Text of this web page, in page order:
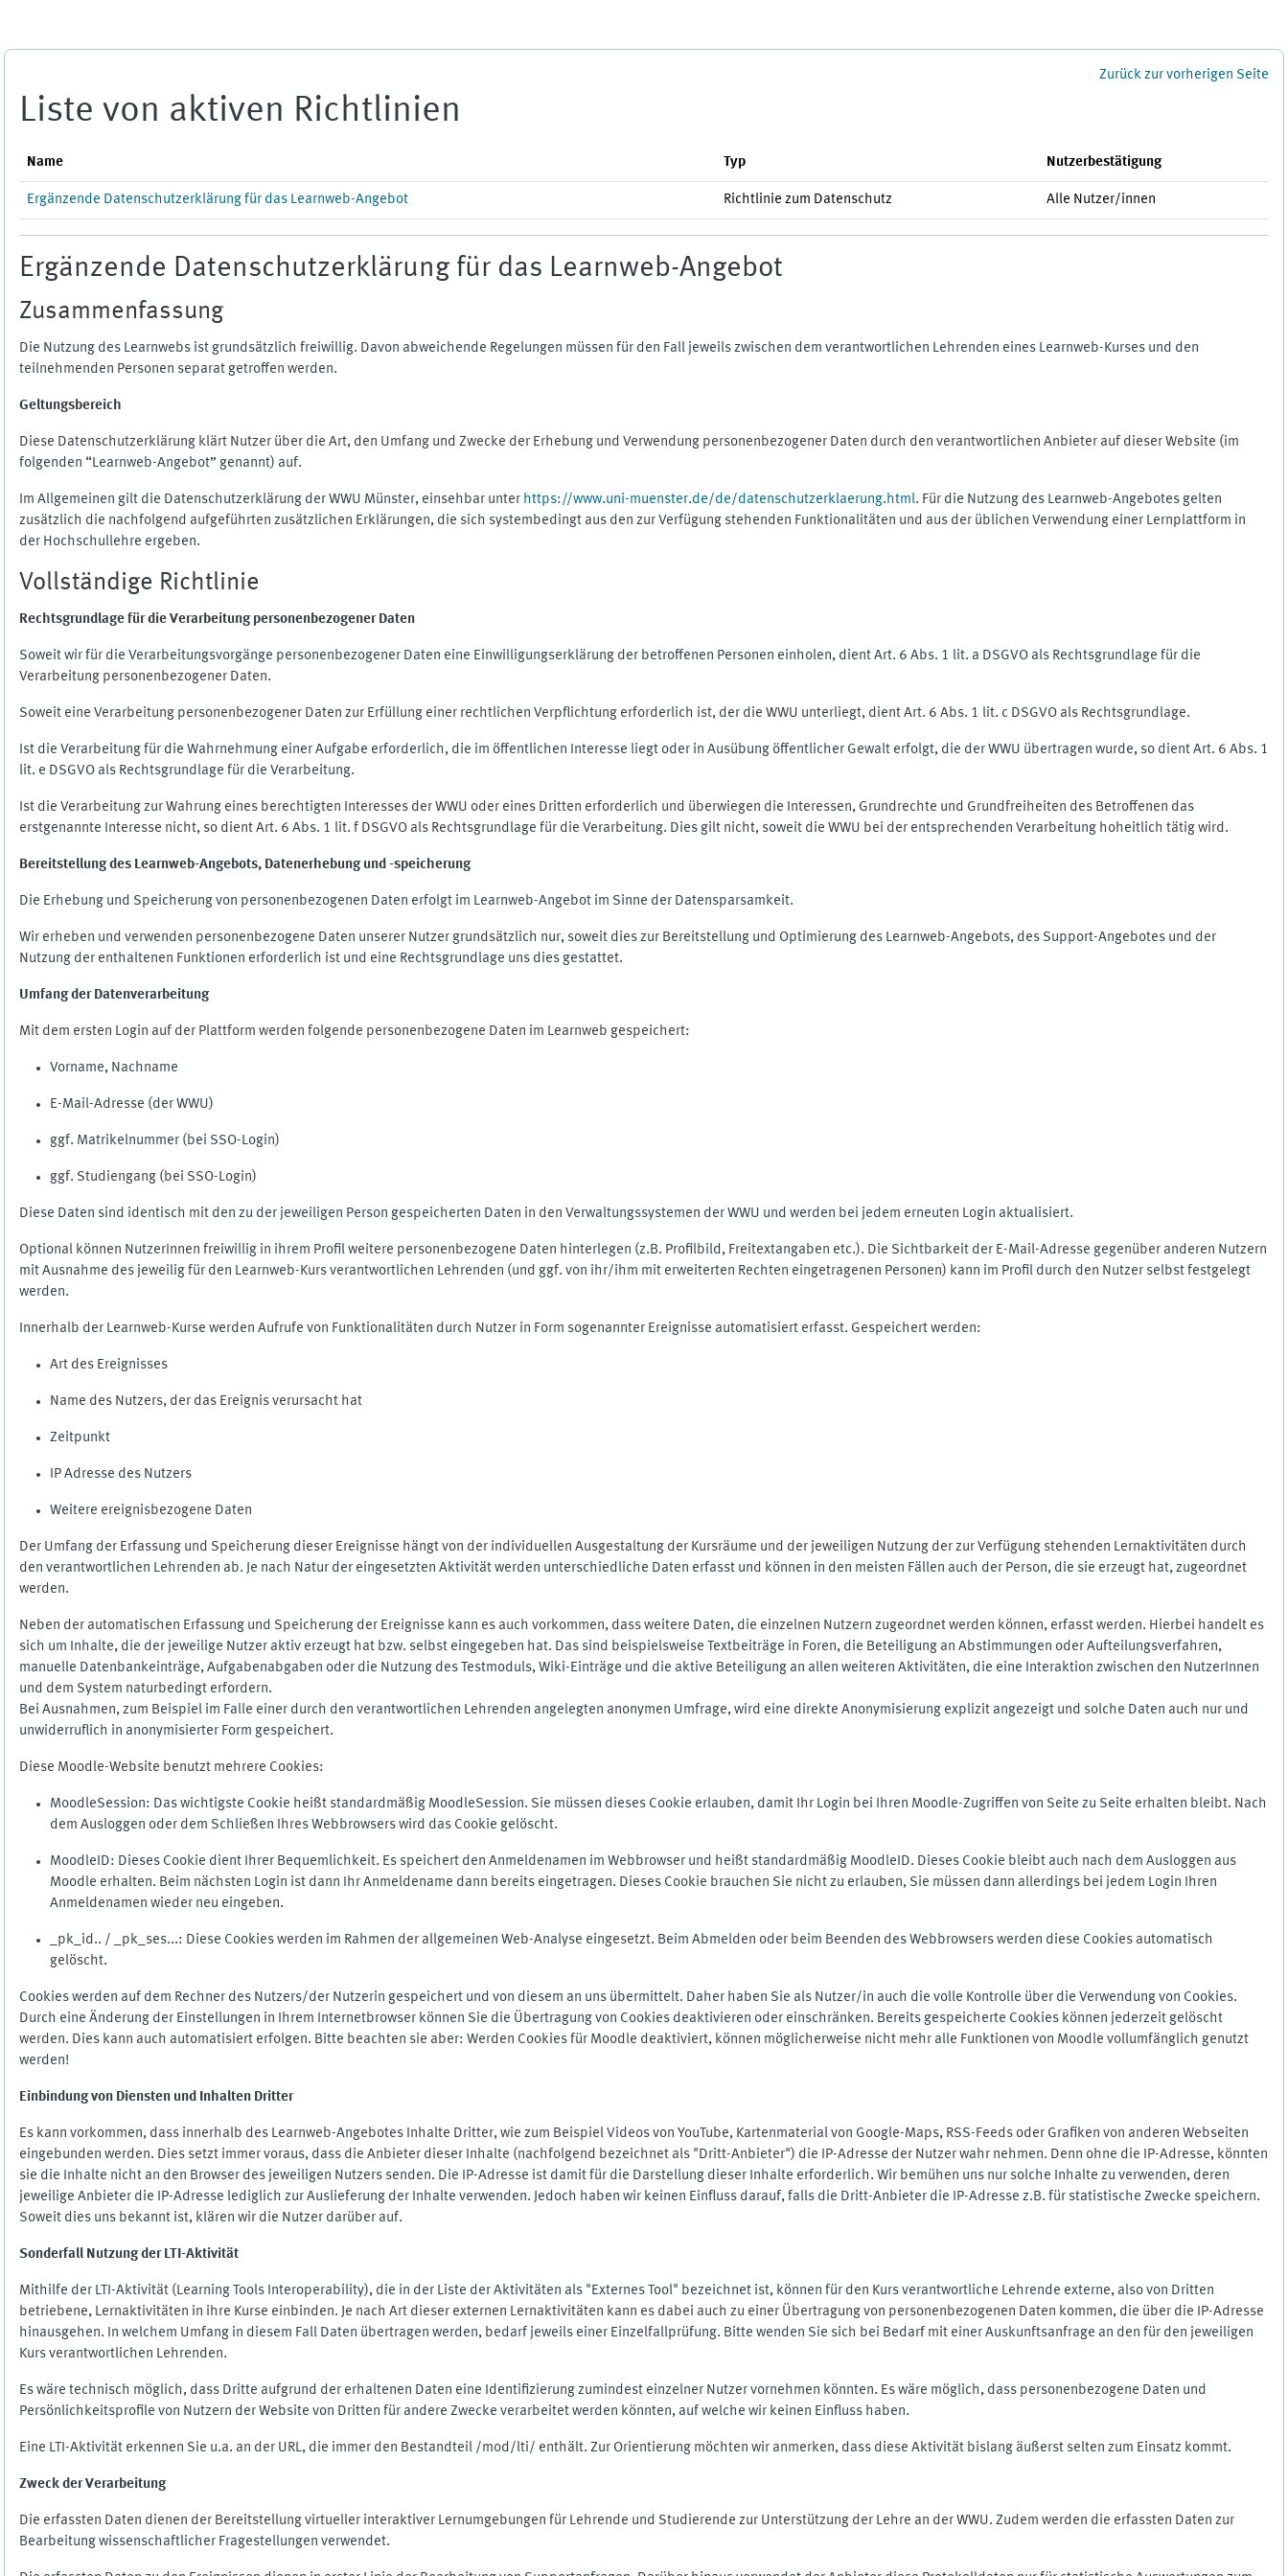
Zurück zur vorherigen Seite
Liste von aktiven Richtlinien
Name Typ Nutzerbestätigung
Ergänzende Datenschutzerklärung für das Learnweb-Angebot Richtlinie zum Datenschutz Alle Nutzer/innen
Ergänzende Datenschutzerklärung für das Learnweb-Angebot
Zusammenfassung
Die Nutzung des Learnwebs ist grundsätzlich freiwillig. Davon abweichende Regelungen müssen für den Fall jeweils zwischen dem verantwortlichen Lehrenden eines Learnweb-Kurses und den
teilnehmenden Personen separat getroffen werden.
Geltungsbereich
Diese Datenschutzerklärung klärt Nutzer über die Art, den Umfang und Zwecke der Erhebung und Verwendung personenbezogener Daten durch den verantwortlichen Anbieter auf dieser Website (im
folgenden “Learnweb-Angebot” genannt) auf.
Im Allgemeinen gilt die Datenschutzerklärung der WWU Münster, einsehbar unter https://www.uni-muenster.de/de/datenschutzerklaerung.html. Für die Nutzung des Learnweb-Angebotes gelten
zusätzlich die nachfolgend aufgeführten zusätzlichen Erklärungen, die sich systembedingt aus den zur Verfügung stehenden Funktionalitäten und aus der üblichen Verwendung einer Lernplattform in
der Hochschullehre ergeben.
Vollständige Richtlinie
Rechtsgrundlage für die Verarbeitung personenbezogener Daten
Soweit wir für die Verarbeitungsvorgänge personenbezogener Daten eine Einwilligungserklärung der betroffenen Personen einholen, dient Art. 6 Abs. 1 lit. a DSGVO als Rechtsgrundlage für die
Verarbeitung personenbezogener Daten.
Soweit eine Verarbeitung personenbezogener Daten zur Erfüllung einer rechtlichen Verpflichtung erforderlich ist, der die WWU unterliegt, dient Art. 6 Abs. 1 lit. c DSGVO als Rechtsgrundlage.
Ist die Verarbeitung für die Wahrnehmung einer Aufgabe erforderlich, die im öffentlichen Interesse liegt oder in Ausübung öffentlicher Gewalt erfolgt, die der WWU übertragen wurde, so dient Art. 6 Abs. 1
lit. e DSGVO als Rechtsgrundlage für die Verarbeitung.
Ist die Verarbeitung zur Wahrung eines berechtigten Interesses der WWU oder eines Dritten erforderlich und überwiegen die Interessen, Grundrechte und Grundfreiheiten des Betroffenen das
erstgenannte Interesse nicht, so dient Art. 6 Abs. 1 lit. f DSGVO als Rechtsgrundlage für die Verarbeitung. Dies gilt nicht, soweit die WWU bei der entsprechenden Verarbeitung hoheitlich tätig wird.
Bereitstellung des Learnweb-Angebots, Datenerhebung und -speicherung
Die Erhebung und Speicherung von personenbezogenen Daten erfolgt im Learnweb-Angebot im Sinne der Datensparsamkeit.
Wir erheben und verwenden personenbezogene Daten unserer Nutzer grundsätzlich nur, soweit dies zur Bereitstellung und Optimierung des Learnweb-Angebots, des Support-Angebotes und der
Nutzung der enthaltenen Funktionen erforderlich ist und eine Rechtsgrundlage uns dies gestattet.
Umfang der Datenverarbeitung
Mit dem ersten Login auf der Plattform werden folgende personenbezogene Daten im Learnweb gespeichert:
Vorname, Nachname
E-Mail-Adresse (der WWU)
ggf. Matrikelnummer (bei SSO-Login)
ggf. Studiengang (bei SSO-Login)
Diese Daten sind identisch mit den zu der jeweiligen Person gespeicherten Daten in den Verwaltungssystemen der WWU und werden bei jedem erneuten Login aktualisiert.
Optional können NutzerInnen freiwillig in ihrem Profil weitere personenbezogene Daten hinterlegen (z.B. Profilbild, Freitextangaben etc.). Die Sichtbarkeit der E-Mail-Adresse gegenüber anderen Nutzern
mit Ausnahme des jeweilig für den Learnweb-Kurs verantwortlichen Lehrenden (und ggf. von ihr/ihm mit erweiterten Rechten eingetragenen Personen) kann im Profil durch den Nutzer selbst festgelegt
werden.
Innerhalb der Learnweb-Kurse werden Aufrufe von Funktionalitäten durch Nutzer in Form sogenannter Ereignisse automatisiert erfasst. Gespeichert werden:
Art des Ereignisses
Name des Nutzers, der das Ereignis verursacht hat
Zeitpunkt
IP Adresse des Nutzers
Weitere ereignisbezogene Daten
Der Umfang der Erfassung und Speicherung dieser Ereignisse hängt von der individuellen Ausgestaltung der Kursräume und der jeweiligen Nutzung der zur Verfügung stehenden Lernaktivitäten durch
den verantwortlichen Lehrenden ab. Je nach Natur der eingesetzten Aktivität werden unterschiedliche Daten erfasst und können in den meisten Fällen auch der Person, die sie erzeugt hat, zugeordnet
werden.
Neben der automatischen Erfassung und Speicherung der Ereignisse kann es auch vorkommen, dass weitere Daten, die einzelnen Nutzern zugeordnet werden können, erfasst werden. Hierbei handelt es
sich um Inhalte, die der jeweilige Nutzer aktiv erzeugt hat bzw. selbst eingegeben hat. Das sind beispielsweise Textbeiträge in Foren, die Beteiligung an Abstimmungen oder Aufteilungsverfahren,
manuelle Datenbankeinträge, Aufgabenabgaben oder die Nutzung des Testmoduls, Wiki-Einträge und die aktive Beteiligung an allen weiteren Aktivitäten, die eine Interaktion zwischen den NutzerInnen
und dem System naturbedingt erfordern.
Bei Ausnahmen, zum Beispiel im Falle einer durch den verantwortlichen Lehrenden angelegten anonymen Umfrage, wird eine direkte Anonymisierung explizit angezeigt und solche Daten auch nur und
unwiderruflich in anonymisierter Form gespeichert.
Diese Moodle-Website benutzt mehrere Cookies:
MoodleSession: Das wichtigste Cookie heißt standardmäßig MoodleSession. Sie müssen dieses Cookie erlauben, damit Ihr Login bei Ihren Moodle-Zugriffen von Seite zu Seite erhalten bleibt. Nach
dem Ausloggen oder dem Schließen Ihres Webbrowsers wird das Cookie gelöscht.
MoodleID: Dieses Cookie dient Ihrer Bequemlichkeit. Es speichert den Anmeldenamen im Webbrowser und heißt standardmäßig MoodleID. Dieses Cookie bleibt auch nach dem Ausloggen aus
Moodle erhalten. Beim nächsten Login ist dann Ihr Anmeldename dann bereits eingetragen. Dieses Cookie brauchen Sie nicht zu erlauben, Sie müssen dann allerdings bei jedem Login Ihren
Anmeldenamen wieder neu eingeben.
_pk_id.. / _pk_ses...: Diese Cookies werden im Rahmen der allgemeinen Web-Analyse eingesetzt. Beim Abmelden oder beim Beenden des Webbrowsers werden diese Cookies automatisch
gelöscht.
Cookies werden auf dem Rechner des Nutzers/der Nutzerin gespeichert und von diesem an uns übermittelt. Daher haben Sie als Nutzer/in auch die volle Kontrolle über die Verwendung von Cookies.
Durch eine Änderung der Einstellungen in Ihrem Internetbrowser können Sie die Übertragung von Cookies deaktivieren oder einschränken. Bereits gespeicherte Cookies können jederzeit gelöscht
werden. Dies kann auch automatisiert erfolgen. Bitte beachten sie aber: Werden Cookies für Moodle deaktiviert, können möglicherweise nicht mehr alle Funktionen von Moodle vollumfänglich genutzt
werden!
Einbindung von Diensten und Inhalten Dritter
Es kann vorkommen, dass innerhalb des Learnweb-Angebotes Inhalte Dritter, wie zum Beispiel Videos von YouTube, Kartenmaterial von Google-Maps, RSS-Feeds oder Grafiken von anderen Webseiten
eingebunden werden. Dies setzt immer voraus, dass die Anbieter dieser Inhalte (nachfolgend bezeichnet als "Dritt-Anbieter") die IP-Adresse der Nutzer wahr nehmen. Denn ohne die IP-Adresse, könnten
sie die Inhalte nicht an den Browser des jeweiligen Nutzers senden. Die IP-Adresse ist damit für die Darstellung dieser Inhalte erforderlich. Wir bemühen uns nur solche Inhalte zu verwenden, deren
jeweilige Anbieter die IP-Adresse lediglich zur Auslieferung der Inhalte verwenden. Jedoch haben wir keinen Einfluss darauf, falls die Dritt-Anbieter die IP-Adresse z.B. für statistische Zwecke speichern.
Soweit dies uns bekannt ist, klären wir die Nutzer darüber auf.
Sonderfall Nutzung der LTI-Aktivität
Mithilfe der LTI-Aktivität (Learning Tools Interoperability), die in der Liste der Aktivitäten als "Externes Tool" bezeichnet ist, können für den Kurs verantwortliche Lehrende externe, also von Dritten
betriebene, Lernaktivitäten in ihre Kurse einbinden. Je nach Art dieser externen Lernaktivitäten kann es dabei auch zu einer Übertragung von personenbezogenen Daten kommen, die über die IP-Adresse
hinausgehen. In welchem Umfang in diesem Fall Daten übertragen werden, bedarf jeweils einer Einzelfallprüfung. Bitte wenden Sie sich bei Bedarf mit einer Auskunftsanfrage an den für den jeweiligen
Kurs verantwortlichen Lehrenden.
Es wäre technisch möglich, dass Dritte aufgrund der erhaltenen Daten eine Identifizierung zumindest einzelner Nutzer vornehmen könnten. Es wäre möglich, dass personenbezogene Daten und
Persönlichkeitsprofile von Nutzern der Website von Dritten für andere Zwecke verarbeitet werden könnten, auf welche wir keinen Einfluss haben.
Eine LTI-Aktivität erkennen Sie u.a. an der URL, die immer den Bestandteil /mod/lti/ enthält. Zur Orientierung möchten wir anmerken, dass diese Aktivität bislang äußerst selten zum Einsatz kommt.
Zweck der Verarbeitung
Die erfassten Daten dienen der Bereitstellung virtueller interaktiver Lernumgebungen für Lehrende und Studierende zur Unterstützung der Lehre an der WWU. Zudem werden die erfassten Daten zur
Bearbeitung wissenschaftlicher Fragestellungen verwendet.